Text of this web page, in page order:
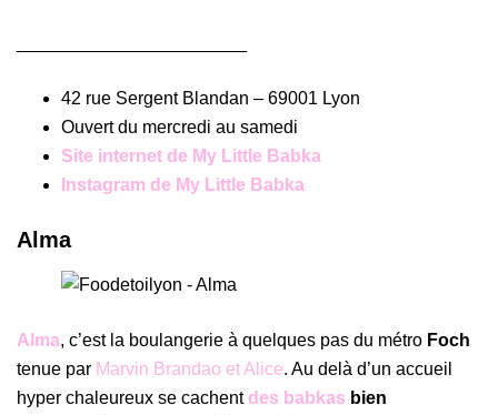
42 rue Sergent Blandan – 69001 Lyon
Ouvert du mercredi au samedi
Site internet de My Little Babka
Instagram de My Little Babka
Alma
Alma, c’est la boulangerie à quelques pas du métro Foch
tenue par Marvin Brandao et Alice. Au delà d’un accueil
hyper chaleureux se cachentdes babkas bien